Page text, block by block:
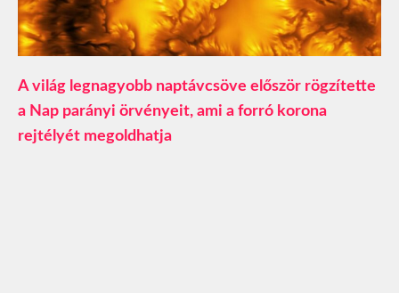
A világ legnagyobb naptávcsöve először rögzítette
a Nap parányi örvényeit, ami a forró korona
rejtélyét megoldhatja